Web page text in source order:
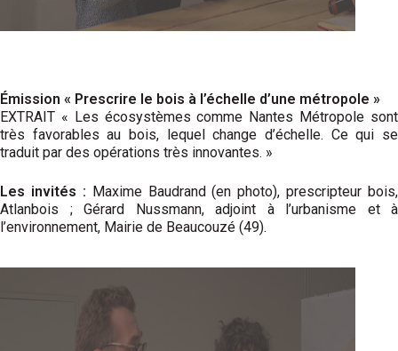
Émission « Prescrire le bois à l’échelle d’une métropole »
EXTRAIT « Les écosystèmes comme Nantes Métropole sont
très favorables au bois, lequel change d’échelle. Ce qui se
traduit par des opérations très innovantes. »
Les invités : Maxime Baudrand (en photo), prescripteur bois,
Atlanbois ; Gérard Nussmann, adjoint à l’urbanisme et à
l’environnement, Mairie de Beaucouzé (49).